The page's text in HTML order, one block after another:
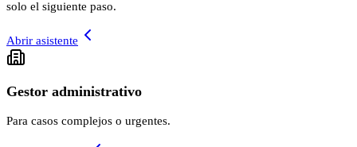
solo el siguiente paso.
Abrir asistente
Gestor administrativo
Para casos complejos o urgentes.